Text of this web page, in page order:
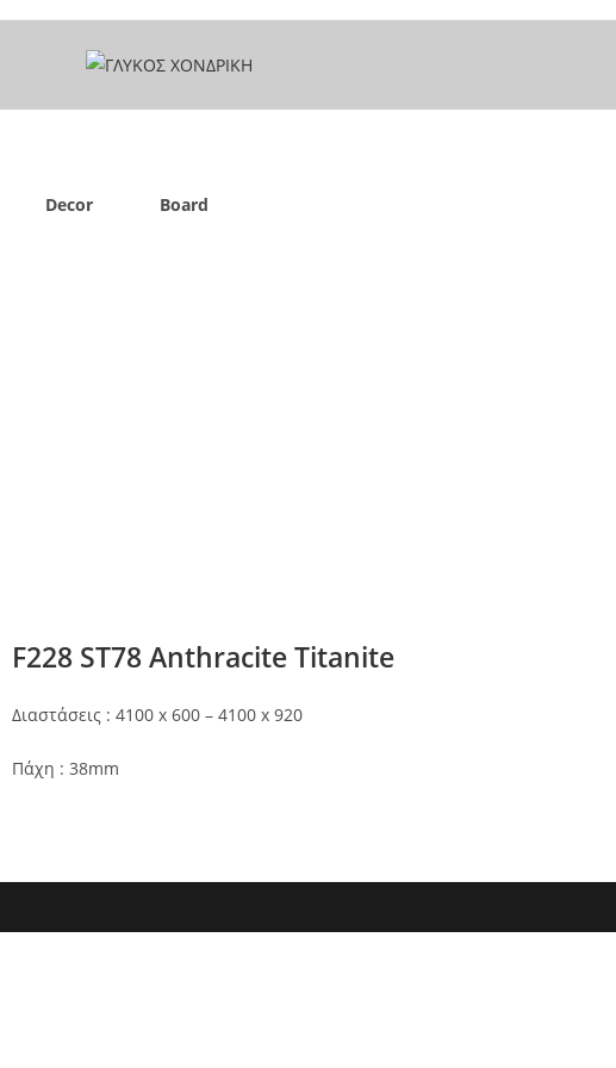
Decor Board
F228 ST78 Anthracite Titanite
Διαστάσεις : 4100 x 600 – 4100 x 920
Πάχη : 38mm